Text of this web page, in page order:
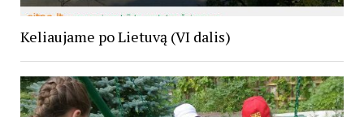
Keliaujame po Lietuvą (VI dalis)